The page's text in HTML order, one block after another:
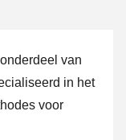
van
in het
voor